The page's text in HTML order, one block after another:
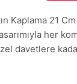
Kaplama 21
her
davetlere